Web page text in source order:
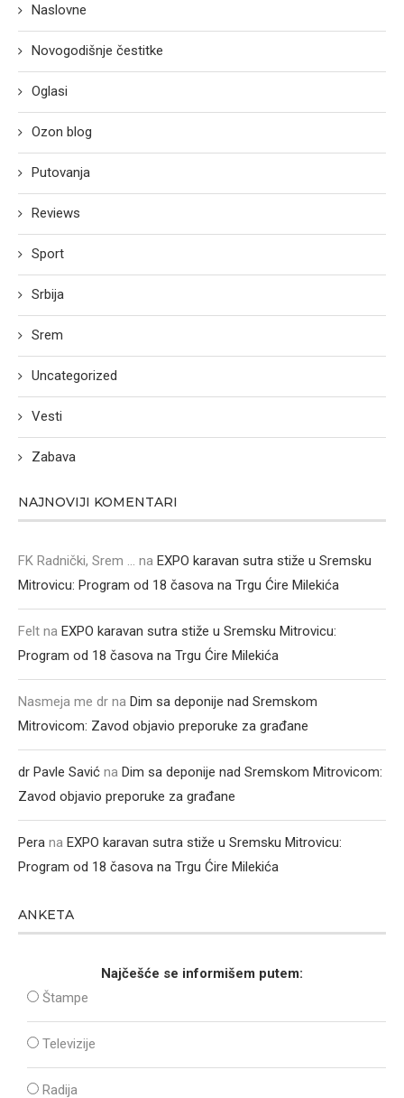
Naslovne
Novogodišnje čestitke
Oglasi
Ozon blog
Putovanja
Reviews
Sport
Srbija
Srem
Uncategorized
Vesti
Zabava
NAJNOVIJI KOMENTARI
FK Radnički, Srem ... na EXPO karavan sutra stiže u Sremsku
Mitrovicu: Program od 18 časova na Trgu Ćire Milekića
Felt na EXPO karavan sutra stiže u Sremsku Mitrovicu:
Program od 18 časova na Trgu Ćire Milekića
Nasmeja me dr na Dim sa deponije nad Sremskom
Mitrovicom: Zavod objavio preporuke za građane
dr Pavle Savić na Dim sa deponije nad Sremskom Mitrovicom:
Zavod objavio preporuke za građane
Pera na EXPO karavan sutra stiže u Sremsku Mitrovicu:
Program od 18 časova na Trgu Ćire Milekića
ANKETA
Najčešće se informišem putem:
Štampe
Televizije
Radija